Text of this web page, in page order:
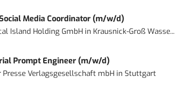
Media Coordinator (m/w/d)
Island Holding GmbHin Krausnick-Groß Wasse...
Prompt Engineer (m/w/d)
Presse Verlagsgesellschaft mbHin Stuttgart